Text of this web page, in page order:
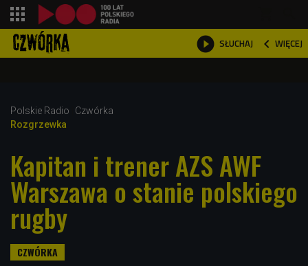
 SŁUCHAJ  WIĘCEJ

Polskie Radio
Czwórka
Rozgrzewka
Kapitan i trener AZS AWF
Warszawa o stanie polskiego
rugby